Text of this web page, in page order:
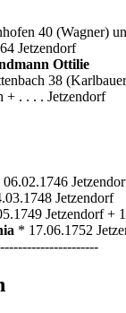
40 (Wagner)
Jetzendorf
Ottilie
38
+ . . . . Jetzendorf
Jetzendorf
Jetzendorf +
* 17.06.1752